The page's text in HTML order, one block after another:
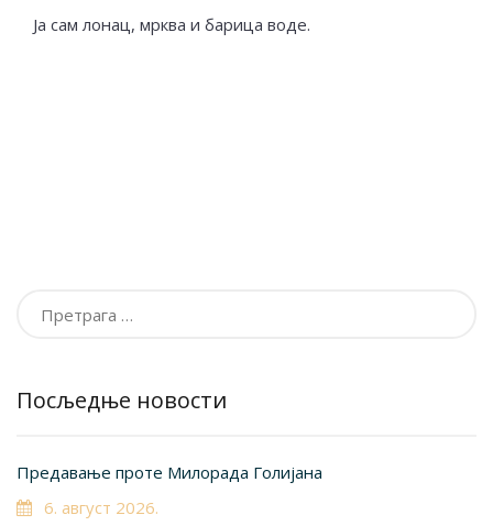
Ја сам лонац, мрква и барица воде.
Посљедње новости
Предавање проте Милорада Голијана
6. август 2026.